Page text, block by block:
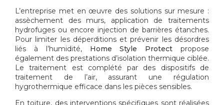
L’entreprise met en œuvre des solutions sur mesure :
assèchement des murs, application de traitements
hydrofuges ou encore injection de barrières étanches.
Pour limiter les déperditions et prévenir les désordres
liés à l’humidité, Home Style Protect propose
également des prestations d’isolation thermique ciblée.
Le traitement est complété par des dispositifs de
traitement de l’air, assurant une régulation
hygrothermique efficace dans les pièces sensibles.